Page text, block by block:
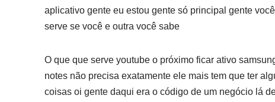
aplicativo gente eu estou gente só principal gente
serve se você e outra você sabe
O que que serve youtube o próximo ficar ativo
notes não precisa exatamente ele mais tem que ter
coisas oi gente daqui era o código de um negócio lá